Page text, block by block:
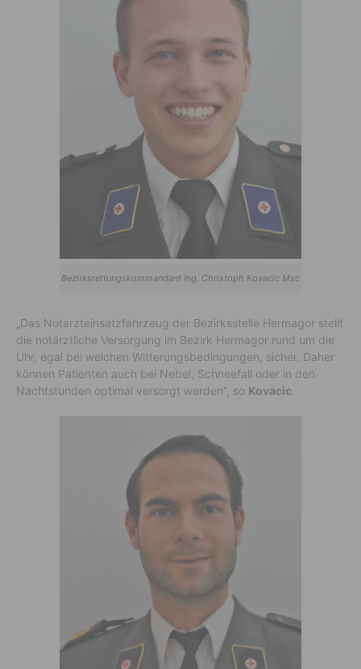
Bezirksrettungskommandant Ing. Christoph Kovacic Msc
„Das Notarzteinsatzfahrzeug der Bezirksstelle Hermagor stellt
die notärztliche Versorgung im Bezirk Hermagor rund um die
Uhr, egal bei welchen Witterungsbedingungen, sicher. Daher
können Patienten auch bei Nebel, Schneefall oder in den
Nachtstunden optimal versorgt werden”, so Kovacic.